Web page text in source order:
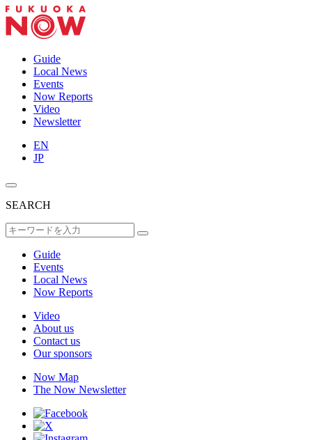
Guide
Local News
Events
Now Reports
Video
Newsletter
EN
JP
SEARCH
Guide
Events
Local News
Now Reports
Video
About us
Contact us
Our sponsors
Now Map
The Now Newsletter